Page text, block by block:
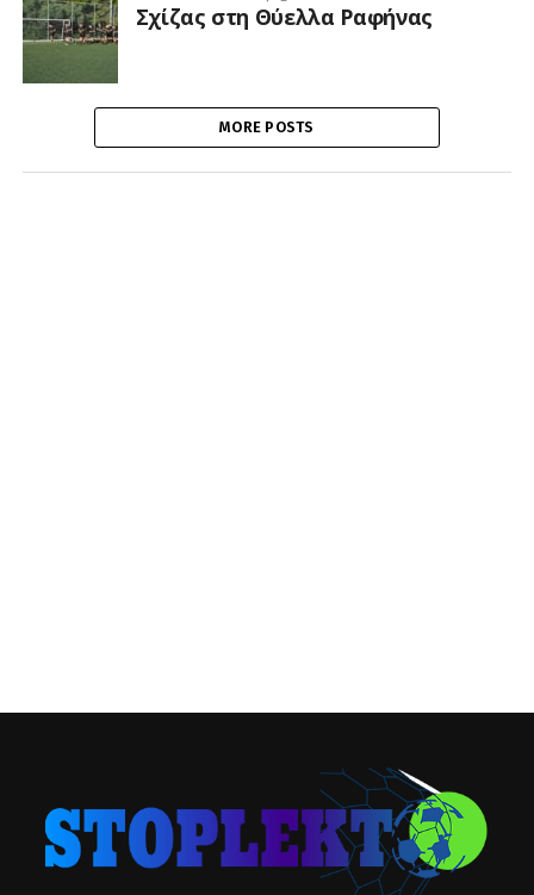
Σχίζας στη Θύελλα Ραφήνας
MORE POSTS